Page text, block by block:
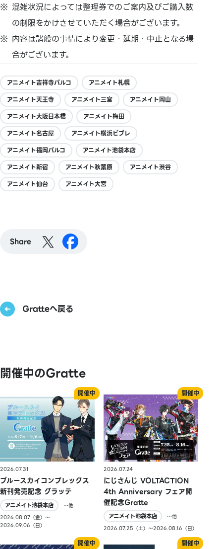
混雑状況によっては整理券でのご案内及びご購入数
の制限をかけさせていただく場合がございます。
内容は諸般の事情により変更・延期・中止となる場
合がございます。
アニメイト吉祥寺パルコ
アニメイト札幌
アニメイト天王寺
アニメイト三宮
アニメイト岡山
アニメイト大阪日本橋
アニメイト梅田
アニメイト名古屋
アニメイト横浜ビブレ
アニメイト福岡パルコ
アニメイト池袋本店
アニメイト新宿
アニメイト秋葉原
アニメイト渋谷
アニメイト仙台
アニメイト大宮
Share
Gratteへ戻る
開催中のGratte
2026.07.31
ブルースカイコンプレックス
新刊発売記念 グラッテ
アニメイト池袋本店
…他
2026.08.07（金）〜
2026.09.06（日）
2026.07.24
にじさんじ VOLTACTION
4th Anniversary フェア開
催記念Gratte
アニメイト池袋本店
…他
2026.07.25（土）〜2026.08.16（日）